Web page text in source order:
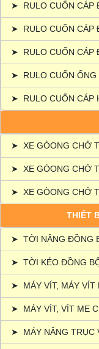
➤ RULO CUỐN CÁP
➤ RULO CUỐN
➤ RULO CUỐN CÁP
➤ RULO CUỐN
➤ RULO CUỐN CÁP
➤ XE GÒONG CHỞ
➤ XE GÒONG CHỞ
➤ XE GÒONG CHỞ
THIẾT
➤ TỜI NÂNG ĐỒNG
➤ TỜI KÉO ĐỒNG
➤ MÁY VÍT, MÁY
➤ MÁY VÍT, VÍT ME
➤ MÁY NÂNG